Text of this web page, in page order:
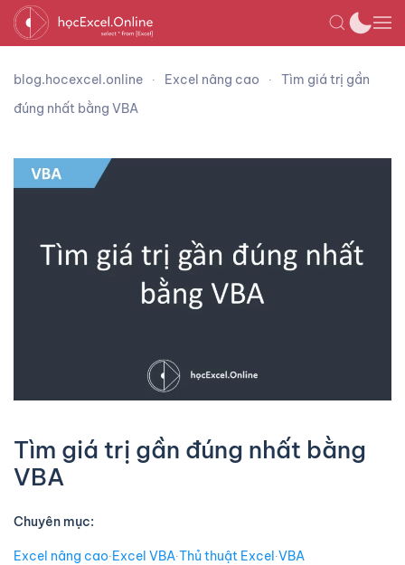
blog.hocexcel.online Excel nâng cao
Tìm giá trị gần
đúng nhất bằng VBA
Tìm giá trị gần đúng nhất bằng
VBA
Chuyên mục:
Excel nâng cao∙Excel VBA∙Thủ thuật Excel∙VBA